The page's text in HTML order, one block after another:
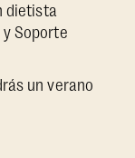
dietista
Soporte
un verano